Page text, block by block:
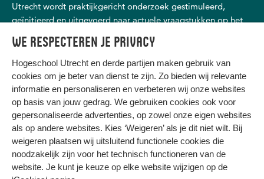
We respecteren je privacy
Hogeschool Utrecht en derde partijen maken gebruik van
cookies om je beter van dienst te zijn. Zo bieden wij relevante
informatie en personaliseren en verbeteren wij onze websites
op basis van jouw gedrag. We gebruiken cookies ook voor
gepersonaliseerde advertenties, op zowel onze eigen websites
als op andere websites. Kies ‘Weigeren’ als je dit niet wilt. Bij
weigeren plaatsen wij uitsluitend functionele cookies die
noodzakelijk zijn voor het technisch functioneren van de
website. Je kunt je keuze op elke website wijzigen op de
Utrecht wordt praktijkgericht onderzoek gestimuleerd,
geïnitieerd en uitgevoerd naar actuele vraagstukken op het
dienstverlening, (schuld)hulp- en dienstverlening, personeel
en arbeid, recht, justitie en veiligheid.
HIER KOMT ALLES SAMEN
Privacy
Cookies